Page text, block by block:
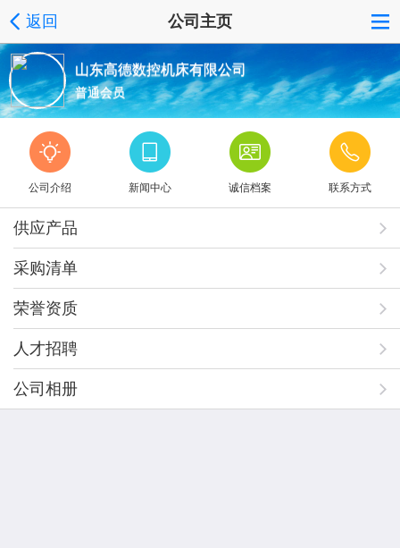
返回 公司主页
山东高德数控机床有限公司
普通会员
公司介绍 新闻中心 诚信档案 联系方式
供应产品
采购清单
荣誉资质
人才招聘
公司相册